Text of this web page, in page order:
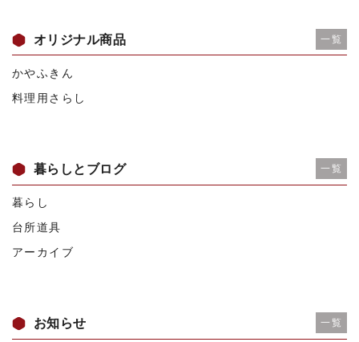
オリジナル商品 一覧
かやふきん
料理用さらし
暮らしとブログ 一覧
暮らし
台所道具
アーカイブ
お知らせ 一覧